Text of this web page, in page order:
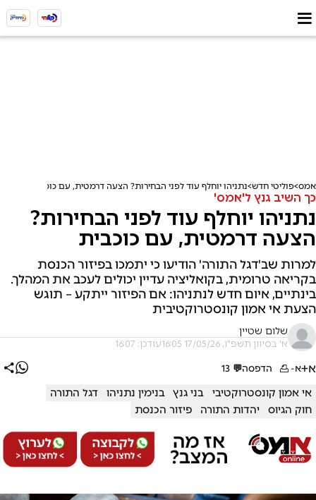
אמס פוליטי חדש נתניהו יוחלף עוד לפני הבחירות? הצעה דרמטית, עם כוכבית
כך השיב גנץ ל'אמס'
נתניהו יוחלף עוד לפני הבחירות?
הצעה דרמטית, עם כוכבית
למרות שב'דגל התורה' הודיעו כי יתמכו בפיזור הכנסת
בקריאה טרומית, בקואליציה עדיין יכולים לעכב את המהלך.
בינתיים, איום חדש לנתניהו: אם הפיזור ייתקע – תוגש
הצעת אי אמון קונסטרוקטיבית
שלום שטיין
א' בסיוון תשפ"ו, 17/05/26 16:05 עודכן: 16:07
א+א- הדפסה💬
13
אי אמון קונסטרוקטיבי בני גנץ בנימין נתניהו
דגל התורה
חוק הגיוס
יהדות התורה פיזור הכנסת